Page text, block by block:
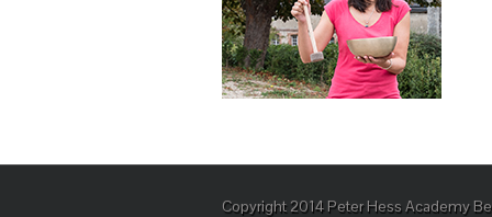
Copyright 2014 Peter Hess Academy